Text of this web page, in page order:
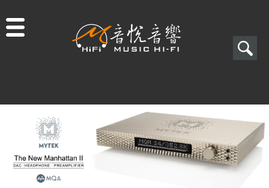
搜
表
單
搜
尋
商品一覽
二手專區